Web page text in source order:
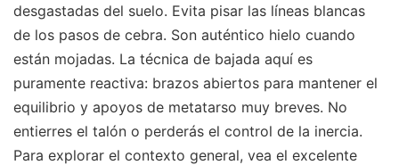
desgastadas del suelo. Evita pisar las líneas blancas
de los pasos de cebra. Son auténtico hielo cuando
están mojadas. La técnica de bajada aquí es
puramente reactiva: brazos abiertos para mantener el
equilibrio y apoyos de metatarso muy breves. No
entierres el talón o perderás el control de la inercia.
Para explorar el contexto general, vea el excelente